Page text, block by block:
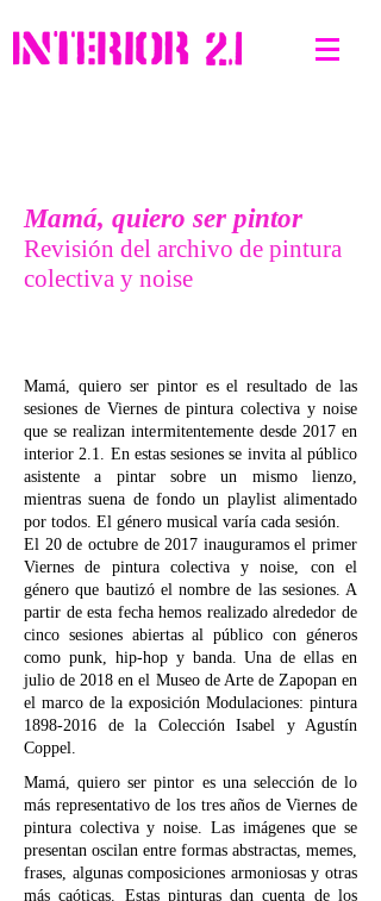
Mamá, quiero ser pintor
Revisión del archivo de pintura
colectiva y noise
Mamá, quiero ser pintor es el resultado de las
sesiones de Viernes de pintura colectiva y noise
que se realizan intermitentemente desde 2017 en
interior 2.1. En estas sesiones se invita al público
asistente a pintar sobre un mismo lienzo,
mientras suena de fondo un playlist alimentado
por todos. El género musical varía cada sesión.
El 20 de octubre de 2017 inauguramos el primer
Viernes de pintura colectiva y noise, con el
género que bautizó el nombre de las sesiones. A
partir de esta fecha hemos realizado alrededor de
cinco sesiones abiertas al público con géneros
como punk, hip-hop y banda. Una de ellas en
julio de 2018 en el Museo de Arte de Zapopan en
el marco de la exposición Modulaciones: pintura
1898-2016 de la Colección Isabel y Agustín
Coppel.
Mamá, quiero ser pintor es una selección de lo
más representativo de los tres años de Viernes de
pintura colectiva y noise. Las imágenes que se
presentan oscilan entre formas abstractas, memes,
frases, algunas composiciones armoniosas y otras
más caóticas. Estas pinturas dan cuenta de los